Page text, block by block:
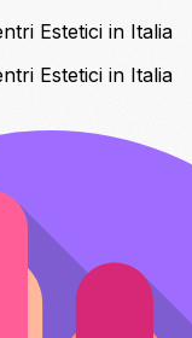
Estetici in Italia
Estetici in Italia